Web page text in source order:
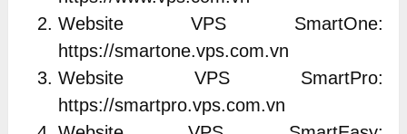
Website VPS SmartOne:
https://smartone.vps.com.vn
Website VPS SmartPro:
https://smartpro.vps.com.vn